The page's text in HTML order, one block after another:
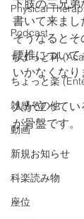
Physical
Podcast
ちょっと科
ちょっと楽
雑感その他
動画
新規お知らせ
科楽読み物
座位
下肢の三兄弟
書いて来まし
そうなるとそ
腰椎について
いかなくなり
人が立って
が骨盤です。